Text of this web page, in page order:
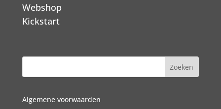
Webshop
Kickstart
Algemene voorwaarden